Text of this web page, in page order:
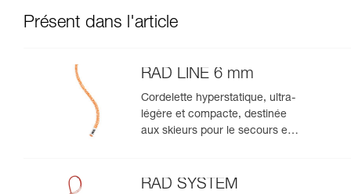
Présent dans l'article
RAD LINE 6 mm
Cordelette hyperstatique, ultra-
légère et compacte, destinée
aux skieurs pour le secours en
pour s'échapper d'une zone
RAD SYSTEM